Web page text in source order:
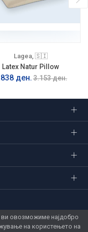
Lagea, 🇸🇮
Latex Natur Pillow
ден. 3.153 ден.
ви овозможиме најдобро
на користењето на